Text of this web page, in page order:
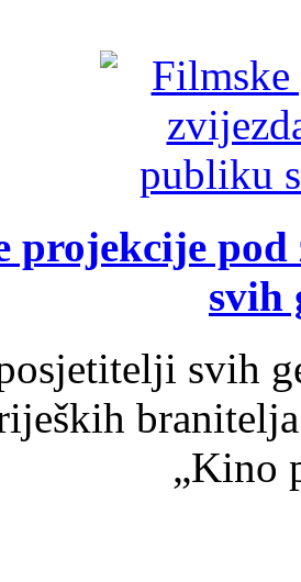
projekcije
svih
svih
„Kino